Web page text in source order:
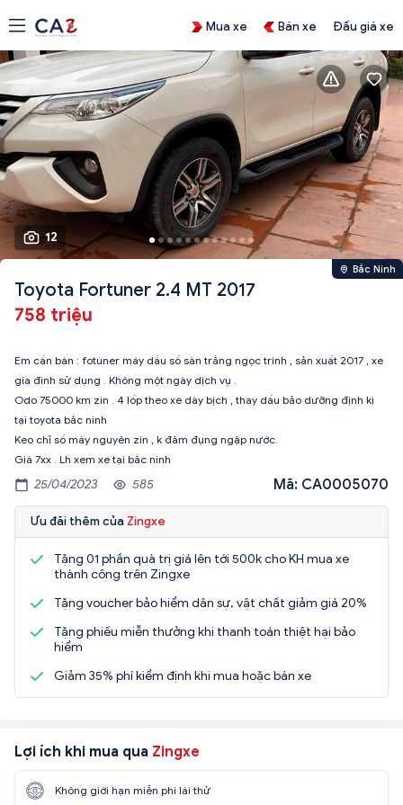
Mua xe Bán xe Đấu giá xe
12
Bắc Ninh
Toyota Fortuner 2.4 MT 2017
758 triệu
Em cần bán : fotuner máy dầu số sàn trắng ngọc trinh , sản xuất 2017 , xe
gia đình sử dụng . Không một ngày dịch vụ .
Odo 75000 km zin . 4 lốp theo xe dày bịch , thay dầu bảo dưỡng định kì
tại toyota bắc ninh
Keo chỉ số máy nguyên zin , k đâm đụng ngập nước.
25/04/2023 585 Mã: CA0005070
Ưu đãi thêm của Zingxe
Tặng 01 phần quà trị giá lên tới 500k cho KH mua xe
thành công trên Zingxe
Tặng voucher bảo hiểm dân sự, vật chất giảm giá 20%
Tặng phiếu miễn thưởng khi thanh toán thiệt hại bảo
hiểm
Giảm 35% phí kiểm định khi mua hoặc bán xe
Lợi ích khi mua qua Zingxe
Không giới hạn miễn phí lái thử